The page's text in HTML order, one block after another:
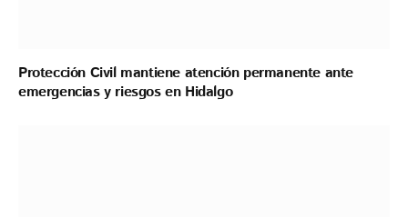
Protección Civil mantiene atención permanente ante
emergencias y riesgos en Hidalgo